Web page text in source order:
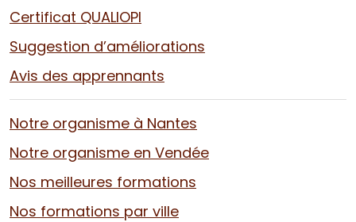
Certificat QUALIOPI
Suggestion d’améliorations
Avis des apprennants
Notre organisme à Nantes
Notre organisme en Vendée
Nos meilleures formations
Nos formations par ville